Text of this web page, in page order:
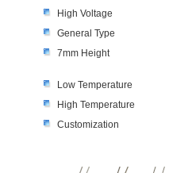
High Voltage
General Type
7mm Height
Low Temperature
High Temperature
Customization